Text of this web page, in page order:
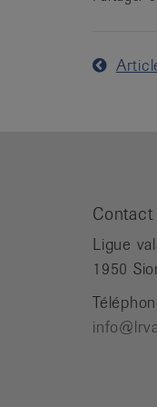
Contact
Ligue
1950